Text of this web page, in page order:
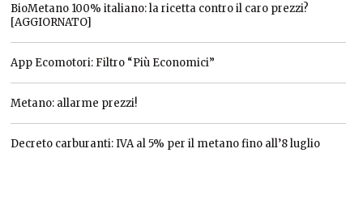
BioMetano 100% italiano: la ricetta contro il caro prezzi?
[AGGIORNATO]
App Ecomotori: Filtro “Più Economici”
Metano: allarme prezzi!
Decreto carburanti: IVA al 5% per il metano fino all’8 luglio